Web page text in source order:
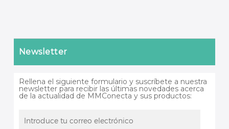
Newsletter
Rellena el siguiente formulario y suscríbete a nuestra
newsletter para recibir las últimas novedades acerca
de la actualidad de MMConecta y sus productos: